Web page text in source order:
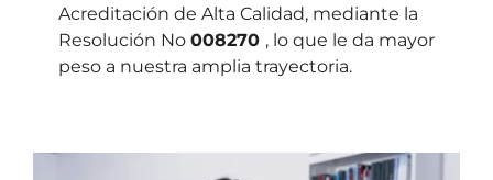
Acreditación de Alta Calidad, mediante la
Resolución No 008270 , lo que le da mayor
peso a nuestra amplia trayectoria.